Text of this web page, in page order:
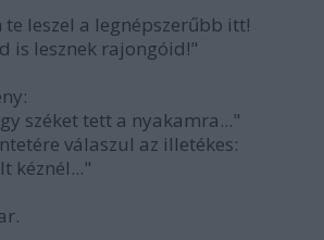
leszel a legnépszerűbb itt!
is lesznek rajongóid!"
széket tett a nyakamra..."
válaszul az illetékes:
kéznél..."